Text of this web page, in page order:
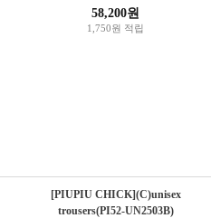
58,200원
1,750원 적립
[PIUPIU CHICK](C)unisex
trousers(PI52-UN2503B)